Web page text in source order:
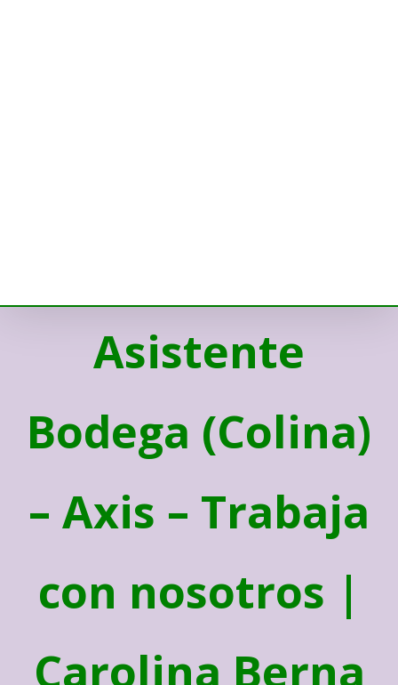
Asistente
Bodega (Colina)
– Axis – Trabaja
con nosotros |
Carolina Berna